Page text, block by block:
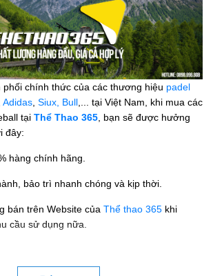
chính thức của các thương hiệu padel
Adidas Siux, Bull ,... tại Việt Nam, khi mua các
tại Thể Thao 365 , bạn sẽ được hưởng
đây:
hàng chính hãng.
bảo trì nhanh chóng và kịp thời.
bán trên Website của Thể thao 365 khi
cầu sử dụng nữa.